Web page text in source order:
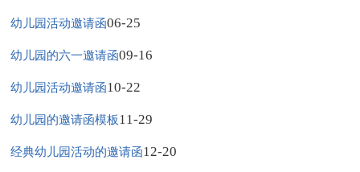
幼儿园活动邀请函06-25
幼儿园的六一邀请函09-16
幼儿园活动邀请函10-22
幼儿园的邀请函模板11-29
经典幼儿园活动的邀请函12-20